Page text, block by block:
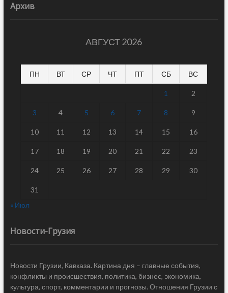
Архив
АВГУСТ 2026
ПН ВТ СР ЧТ ПТ СБ ВС
1 2
3 4 5 6 7 8 9
10 11 12 13 14 15 16
17 18 19 20 21 22 23
24 25 26 27 28 29 30
31
« Июл
Новости-Грузия
Новости Грузии, Кавказа. Картина дня – главные события,
конфликты и происшествия, политика, бизнес, экономика,
культура, спорт, комментарии и прогнозы. Отношения Грузии с